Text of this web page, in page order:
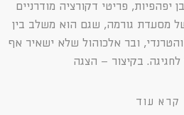
יפהפיות, פריטי דקורציה מודרניים
של מסעדת גורמה, שגם הוא משלב בין
ובר אלכוהול שלא ישאיר אף
בקיצור – הצגה
קרא עוד